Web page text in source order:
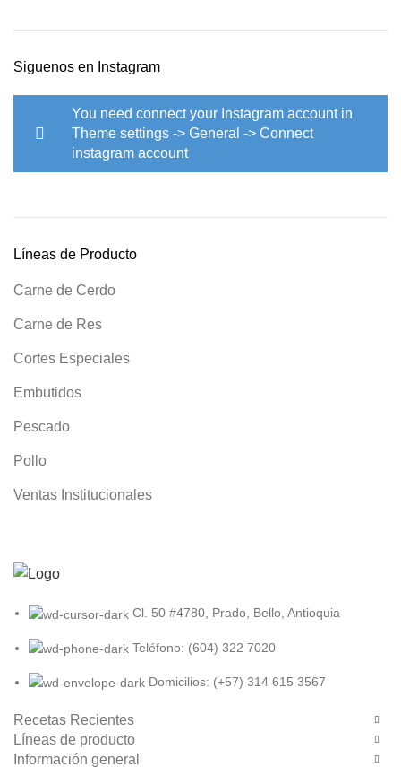
Siguenos en Instagram
You need connect your Instagram account in
Theme settings -> General -> Connect
instagram account
Líneas de Producto
Carne de Cerdo
Carne de Res
Cortes Especiales
Embutidos
Pescado
Pollo
Ventas Institucionales
Cl. 50 #4780, Prado, Bello, Antioquia
Teléfono: (604) 322 7020
Domicilios: (+57) 314 615 3567
Recetas Recientes
Líneas de producto
Información general